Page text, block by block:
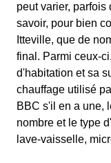
peut varier, parfois
savoir, pour bien
Itteville, que de
final. Parmi ceux-
d'habitation et sa
chauffage utilisé
BBC s'il en a une,
nombre et le type
lave-vaisselle,